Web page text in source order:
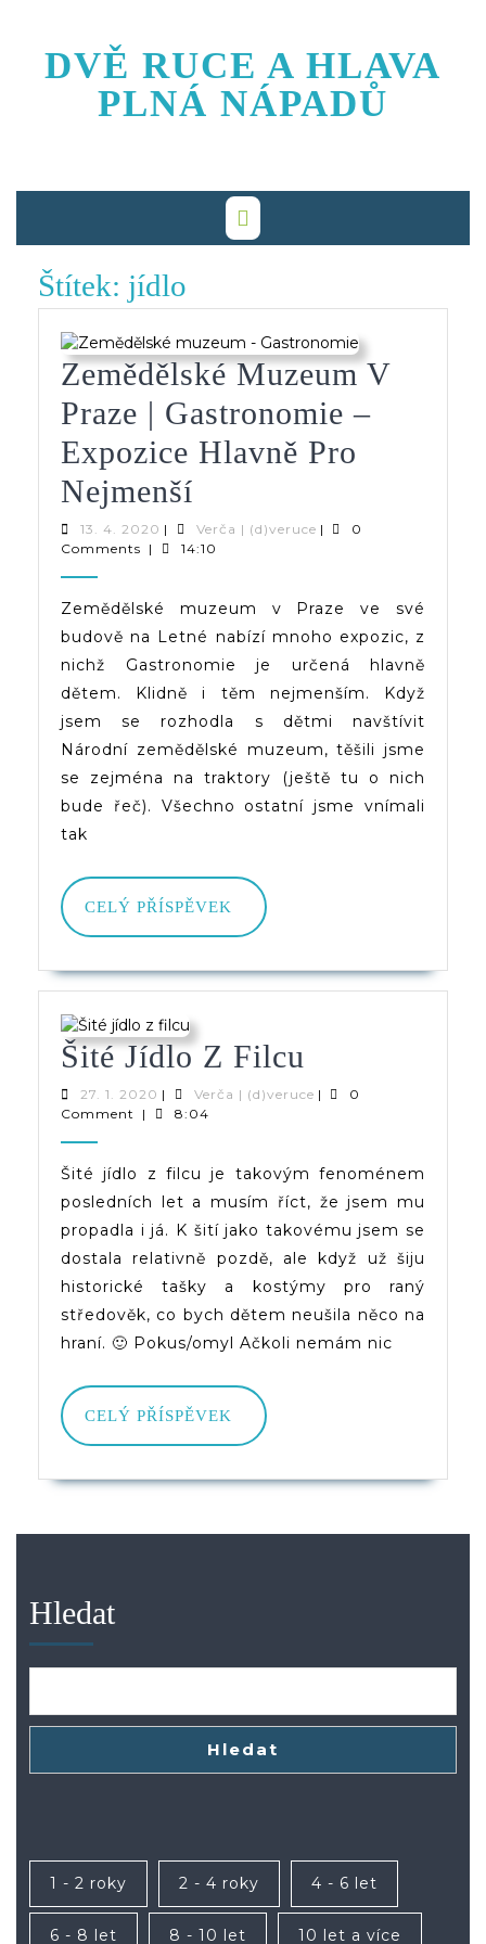
content
DVĚ RUCE A HLAVA
PLNÁ NÁPADŮ
Štítek: jídlo
Zemědělské Muzeum V
Praze | Gastronomie –
Expozice Hlavně Pro
Nejmenší
Muzeum
Praze
|
Gastronomie
–
Expozice
Hlavně
Nejmenší
13. 4. 2020 13.
4.
| Verča | (d)veruceVerča
|
0
Comments | 14:10
Zemědělské muzeum v Praze ve své
budově na Letné nabízí mnoho expozic, z
nichž Gastronomie je určená hlavně
dětem. Klidně i těm nejmenším. Když
jsem se rozhodla s dětmi navštívit
Národní zemědělské muzeum, těšili jsme
se zejména na traktory (ještě tu o nich
bude řeč). Všechno ostatní jsme vnímali
tak
CELÝ PŘÍSPĚVEK
CELÝ
PŘÍSPĚVEK
Šité Jídlo Z Filcu
Jídlo
Filcu
27. 1. 2020 27.
1.
| Verča | (d)veruceVerča
|
0
Comment
| 8:04
Šité jídlo z filcu je takovým fenoménem
posledních let a musím říct, že jsem mu
propadla i já. K šití jako takovému jsem se
dostala relativně pozdě, ale když už šiju
historické tašky a kostýmy pro raný
středověk, co bych dětem neušila něco na
hraní. 🙂 Pokus/omyl Ačkoli nemám nic
CELÝ PŘÍSPĚVEK
CELÝ
PŘÍSPĚVEK
Hledat
Hledat
1 - 2 roky 2 - 4 roky 4 - 6 let
6 - 8 let 8 - 10 let 10 let a více